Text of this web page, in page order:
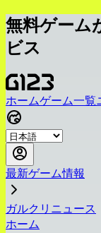
無料ゲーム
ビス
ホームゲーム一覧
最新ゲーム情報
ガルクリニュース
ホーム